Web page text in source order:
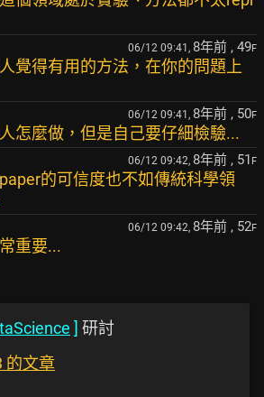
06/12 09:41, 8年前 , 49F
覺得有用的方法，在你的問題上
06/12 09:41, 8年前 , 50F
怎麼做，但是自己要仔細檢驗...
06/12 09:42, 8年前 , 51 F
的可信度也不如傳統科學領
06/12 09:42, 8年前 , 52F
重要...
] 研討
的文章